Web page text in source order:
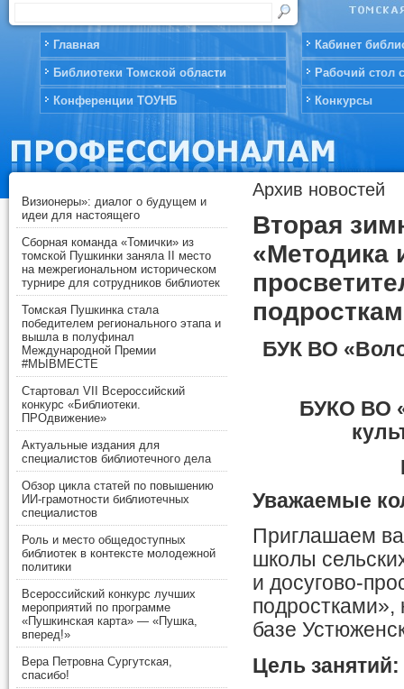
Главная
Библиотеки Томской области
Конференции ТОУНБ
Кабинет
Рабочий стол
Конкурсы
Визионеры»: диалог о будущем и
идеи для настоящего
Сборная команда «Томички» из
томской Пушкинки заняла II место
на межрегиональном историческом
турнире для сотрудников библиотек
Томская Пушкинка стала
победителем регионального этапа и
вышла в полуфинал
Международной Премии
#МЫВМЕСТЕ
Стартовал VII Всероссийский
конкурс «Библиотеки.
ПРОдвижение»
Актуальные издания для
специалистов библиотечного дела
Обзор цикла статей по повышению
ИИ-грамотности библиотечных
специалистов
Роль и место общедоступных
библиотек в контексте молодежной
политики
Всероссийский конкурс лучших
мероприятий по программе
«Пушкинская карта» — «Пушка,
вперед!»
Вера Петровна Сургутская,
спасибо!
Архив новостей
Вторая
«Методика
БУК ВО
БУКО ВО
Уважаемые
Приглашаем
школы
и досугово-
подростками»,
базе
Цель занятий: